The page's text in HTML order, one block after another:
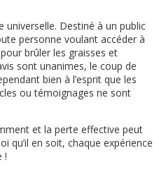
universelle. Destiné à un public
personne voulant accéder à
brûler les graisses et
sont unanimes, le coup de
bien à l’esprit que les
ou témoignages ne sont
et la perte effective peut
qu’il en soit, chaque expérience
!